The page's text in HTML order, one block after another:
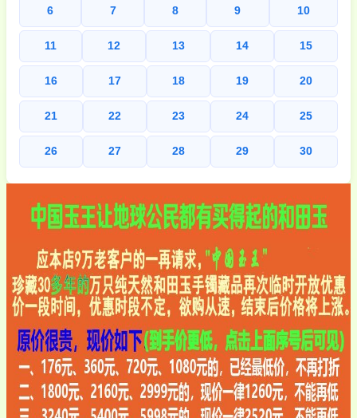
6 7 8 9 10
11 12 13 14 15
16 17 18 19 20
21 22 23 24 25
26 27 28 29 30